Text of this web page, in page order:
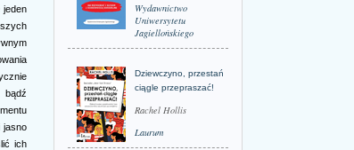
jeden
bądź
jasno
ich
Wydawnictwo
Uniwersytetu
Jagiellońskiego
Dziewczyno, przestań
ciągle przepraszać!
Rachel Hollis
Laurum